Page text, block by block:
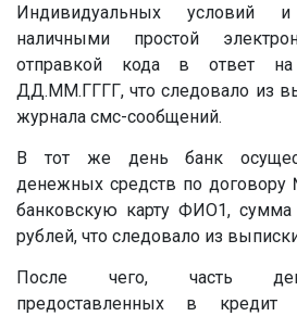
Индивидуальных условий
наличными простой
отправкой кода в ответ
ДД.ММ.ГГГГ, что следовало из
журнала смс-сообщений.
В тот же день банк
денежных средств по договору
банковскую карту ФИО1,
рублей, что следовало из
После чего, часть
предоставленных в кредит